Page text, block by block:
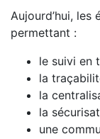
Aujourd’hui,
permettant :
le suivi en
la
la
la
une